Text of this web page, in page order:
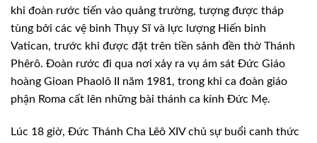
khi đoàn rước tiến vào quảng trường, tượng được tháp
tùng bởi các vệ binh Thụy Sĩ và lực lượng Hiến binh
Vatican, trước khi được đặt trên tiền sảnh đền thờ Thánh
Phêrô. Đoàn rước đi qua nơi xảy ra vụ ám sát Đức Giáo
hoàng Gioan Phaolô II năm 1981, trong khi ca đoàn giáo
phận Roma cất lên những bài thánh ca kính Đức Mẹ.
Lúc 18 giờ, Đức Thánh Cha Lêô XIV chủ sự buổi canh thức